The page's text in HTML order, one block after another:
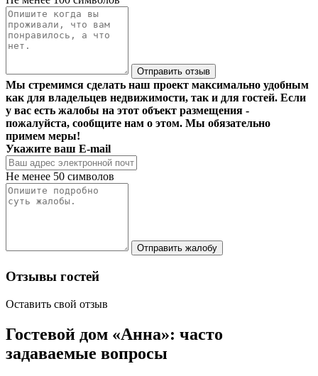
Отправить отзыв
Мы стремимся сделать наш проект максимально удобным
как для владельцев недвижимости, так и для гостей. Если
у вас есть жалобы на этот объект размещения -
пожалуйста, сообщите нам о этом. Мы обязательно
примем меры!
Укажите ваш E-mail
Не менее 50 символов
Отправить жалобу
Отзывы гостей
Оставить свой отзыв
Гостевой дом «Анна»: часто
задаваемые вопросы